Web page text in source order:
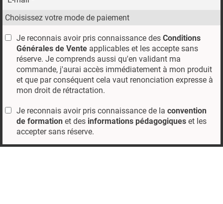
Choisissez votre mode de paiement
Je reconnais avoir pris connaissance des Conditions
Générales de Vente applicables et les accepte sans
réserve. Je comprends aussi qu'en validant ma
commande, j'aurai accès immédiatement à mon produit
et que par conséquent cela vaut renonciation expresse à
mon droit de rétractation.
Je reconnais avoir pris connaissance de la convention
de formation et des informations pédagogiques et les
accepter sans réserve.